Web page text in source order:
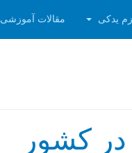
یدکی مقالات آموزشی